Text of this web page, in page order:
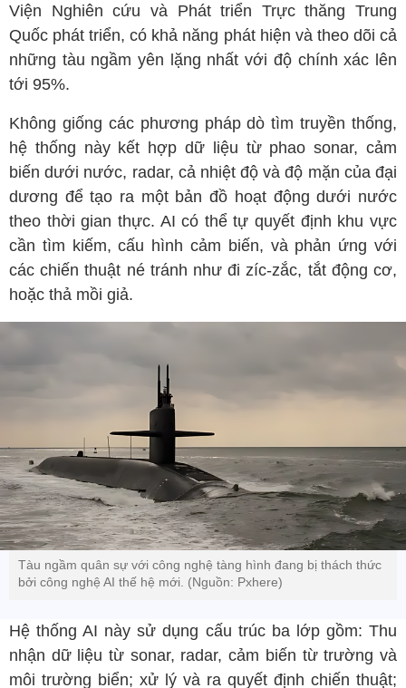
Viện Nghiên cứu và Phát triển Trực thăng Trung
Quốc phát triển, có khả năng phát hiện và theo dõi cả
những tàu ngầm yên lặng nhất với độ chính xác lên
tới 95%.
Không giống các phương pháp dò tìm truyền thống,
hệ thống này kết hợp dữ liệu từ phao sonar, cảm
biến dưới nước, radar, cả nhiệt độ và độ mặn của đại
dương để tạo ra một bản đồ hoạt động dưới nước
theo thời gian thực. AI có thể tự quyết định khu vực
cần tìm kiếm, cấu hình cảm biến, và phản ứng với
các chiến thuật né tránh như đi zíc-zắc, tắt động cơ,
hoặc thả mồi giả.
Tàu ngầm quân sự với công nghệ tàng hình đang bị thách thức
bởi công nghệ AI thế hệ mới. (Nguồn: Pxhere)
Hệ thống AI này sử dụng cấu trúc ba lớp gồm: Thu
nhận dữ liệu từ sonar, radar, cảm biến từ trường và
môi trường biển; xử lý và ra quyết định chiến thuật;